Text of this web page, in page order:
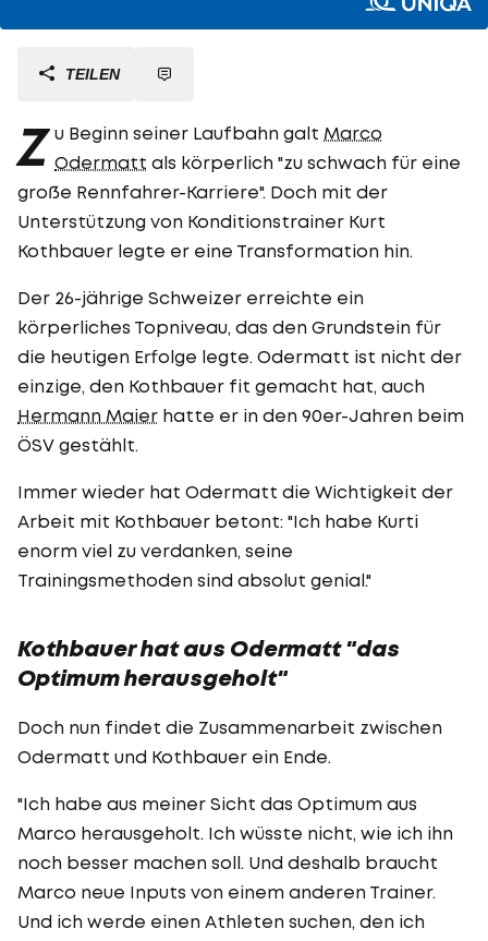
TEILEN
Z u Beginn seiner Laufbahn galt Marco
Odermatt als körperlich "zu schwach für eine
große Rennfahrer-Karriere". Doch mit der
Unterstützung von Konditionstrainer Kurt
Kothbauer legte er eine Transformation hin.
Der 26-jährige Schweizer erreichte ein
körperliches Topniveau, das den Grundstein für
die heutigen Erfolge legte. Odermatt ist nicht der
einzige, den Kothbauer fit gemacht hat, auch
Hermann Maier hatte er in den 90er-Jahren beim
ÖSV gestählt.
Immer wieder hat Odermatt die Wichtigkeit der
Arbeit mit Kothbauer betont: "Ich habe Kurti
enorm viel zu verdanken, seine
Trainingsmethoden sind absolut genial."
Kothbauer hat aus Odermatt "das
Optimum herausgeholt"
Doch nun findet die Zusammenarbeit zwischen
Odermatt und Kothbauer ein Ende.
"Ich habe aus meiner Sicht das Optimum aus
Marco herausgeholt. Ich wüsste nicht, wie ich ihn
noch besser machen soll. Und deshalb braucht
Marco neue Inputs von einem anderen Trainer.
Und ich werde einen Athleten suchen, den ich